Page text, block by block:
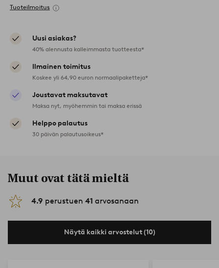
Tuoteilmoitus
Uusi asiakas?
40% alennusta kalleimmasta tuotteesta*
Ilmainen toimitus
Koskee yli 64,90 euron normaalipaketteja*
Joustavat maksutavat
Maksa nyt, myöhemmin tai maksa erissä
Helppo palautus
30 päivän palautusoikeus*
Muut ovat tätä mieltä
4.9 perustuen 41 arvosanaan
Näytä kaikki arvostelut (10)